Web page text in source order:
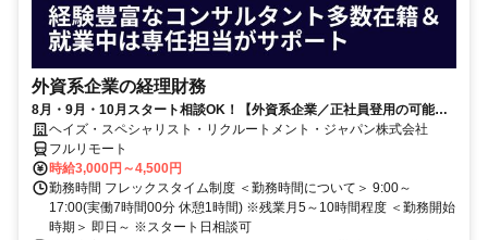
外資系企業の経理財務
8月・9月・10月スタート相談OK！【外資系企業／正社員登用の可能性
大／700万～800万／リモート勤務OK】経理財務
ヘイズ・スペシャリスト・リクルートメント・ジャパン株式会社
フルリモート
時給3,000円～4,500円
勤務時間 フレックスタイム制度 ＜勤務時間について＞ 9:00～
17:00(実働7時間00分 休憩1時間) ※残業月5～10時間程度 ＜勤務開始
時期＞ 即日～ ※スタート日相談可